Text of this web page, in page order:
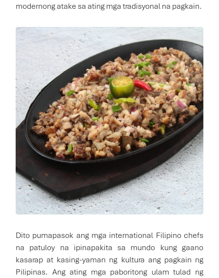
modernong atake sa ating mga tradisyonal na pagkain.
Dito pumapasok ang mga international Filipino chefs
na patuloy na ipinapakita sa mundo kung gaano
kasarap at kasing-yaman ng kultura ang pagkain ng
Pilipinas. Ang ating mga paboritong ulam tulad ng